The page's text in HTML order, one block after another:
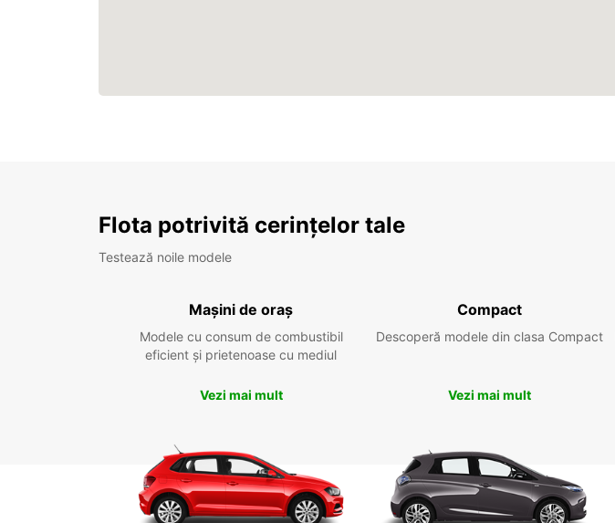
Flota potrivită cerințelor tale
Testează noile modele
Mașini de oraș
Modele cu consum de combustibil
eficient și prietenoase cu mediul
Vezi mai mult
Compact
Descoperă modele din clasa Compact
Vezi mai mult